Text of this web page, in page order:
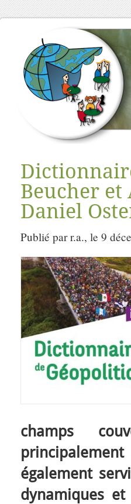
Beucher et
Daniel
Publié par r.a., le 9
champs
également
dynamiques